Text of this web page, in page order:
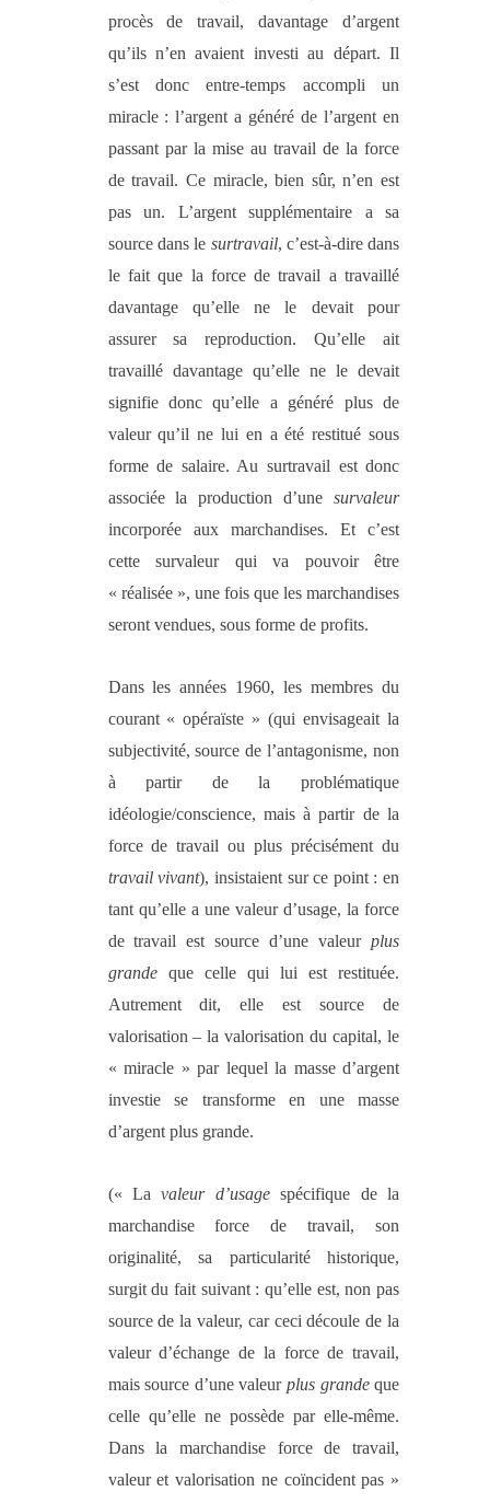
procès de travail, davantage d’argent
qu’ils n’en avaient investi au départ. Il
s’est donc entre-temps accompli un
miracle : l’argent a généré de l’argent en
passant par la mise au travail de la force
de travail. Ce miracle, bien sûr, n’en est
pas un. L’argent supplémentaire a sa
source dans le surtravail, c’est-à-dire dans
le fait que la force de travail a travaillé
davantage qu’elle ne le devait pour
assurer sa reproduction. Qu’elle ait
travaillé davantage qu’elle ne le devait
signifie donc qu’elle a généré plus de
valeur qu’il ne lui en a été restitué sous
forme de salaire. Au surtravail est donc
associée la production d’unesurvaleur
incorporée aux marchandises. Et c’est
cette survaleur qui va pouvoir être
« réalisée », une fois que les marchandises
seront vendues, sous forme de profits.
Dans les années 1960, les membres du
courant « opéraïste » (qui envisageait la
subjectivité, source de l’antagonisme, non
à partir de la problématique
idéologie/conscience, mais à partir de la
force de travail ou plus précisément du
travail vivant), insistaient sur ce point : en
tant qu’elle a une valeur d’usage, la force
de travail est source d’une valeurplus
grande que celle qui lui est restituée.
Autrement dit, elle est source de
valorisation – la valorisation du capital, le
« miracle » par lequel la masse d’argent
investie se transforme en une masse
d’argent plus grande.
(« Lavaleur d’usagespécifique de la
marchandise force de travail, son
originalité, sa particularité historique,
surgit du fait suivant : qu’elle est, non pas
source de la valeur, car ceci découle de la
valeur d’échange de la force de travail,
mais source d’une valeur plus grandeque
celle qu’elle ne possède par elle-même.
Dans la marchandise force de travail,
valeur et valorisation ne coïncident pas »